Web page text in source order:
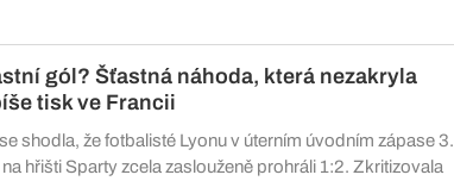
gól? Šťastná náhoda, která nezakryla
tisk ve Francii
shodla, že fotbalisté Lyonu v úterním úvodním zápase 3.
hřišti Sparty zcela zaslouženě prohráli 1:2. Zkritizovala